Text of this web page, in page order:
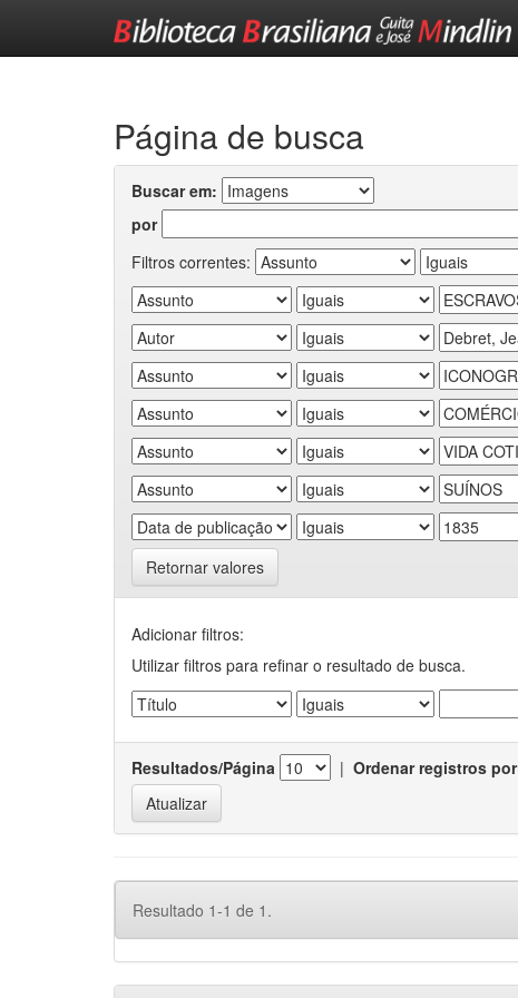
Página de busca
Buscar em:
por
Filtros correntes:
Retornar valores
Adicionar filtros:
Utilizar filtros para refinar o resultado de busca.
Resultados/Página | Ordenar registros por
Resultado 1-1 de 1.